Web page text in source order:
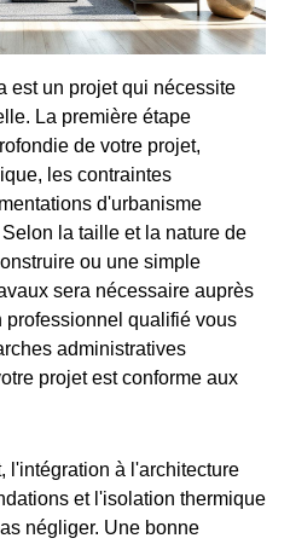
est un projet qui nécessite
La première étape
de votre projet,
les contraintes
d'urbanisme
la taille et la nature de
ou une simple
sera nécessaire auprès
qualifié vous
administratives
projet est conforme aux
l'intégration à l'architecture
et l'isolation thermique
négliger. Une bonne